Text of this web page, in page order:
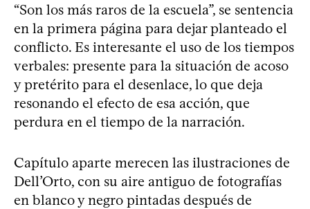
“Son los más raros de la escuela”, se sentencia
en la primera página para dejar planteado el
conflicto. Es interesante el uso de los tiempos
verbales: presente para la situación de acoso
y pretérito para el desenlace, lo que deja
resonando el efecto de esa acción, que
perdura en el tiempo de la narración.
Capítulo aparte merecen las ilustraciones de
Dell’Orto, con su aire antiguo de fotografías
en blanco y negro pintadas después de